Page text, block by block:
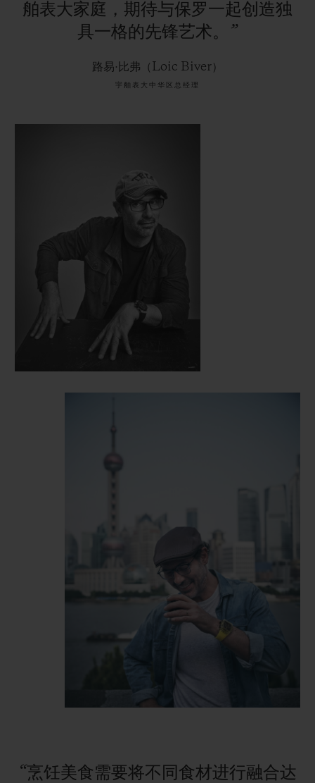
舶表大家庭，期待与保罗一起创造独
具一格的先锋艺术。”
路易·比弗（Loic Biver）
宇舶表大中华区总经理
“烹饪美食需要将不同食材进行融合达